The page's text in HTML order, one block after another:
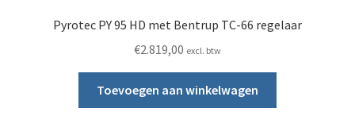
Pyrotec PY 95 HD met Bentrup TC-66 regelaar
€2.819,00 excl. btw
Toevoegen aan winkelwagen